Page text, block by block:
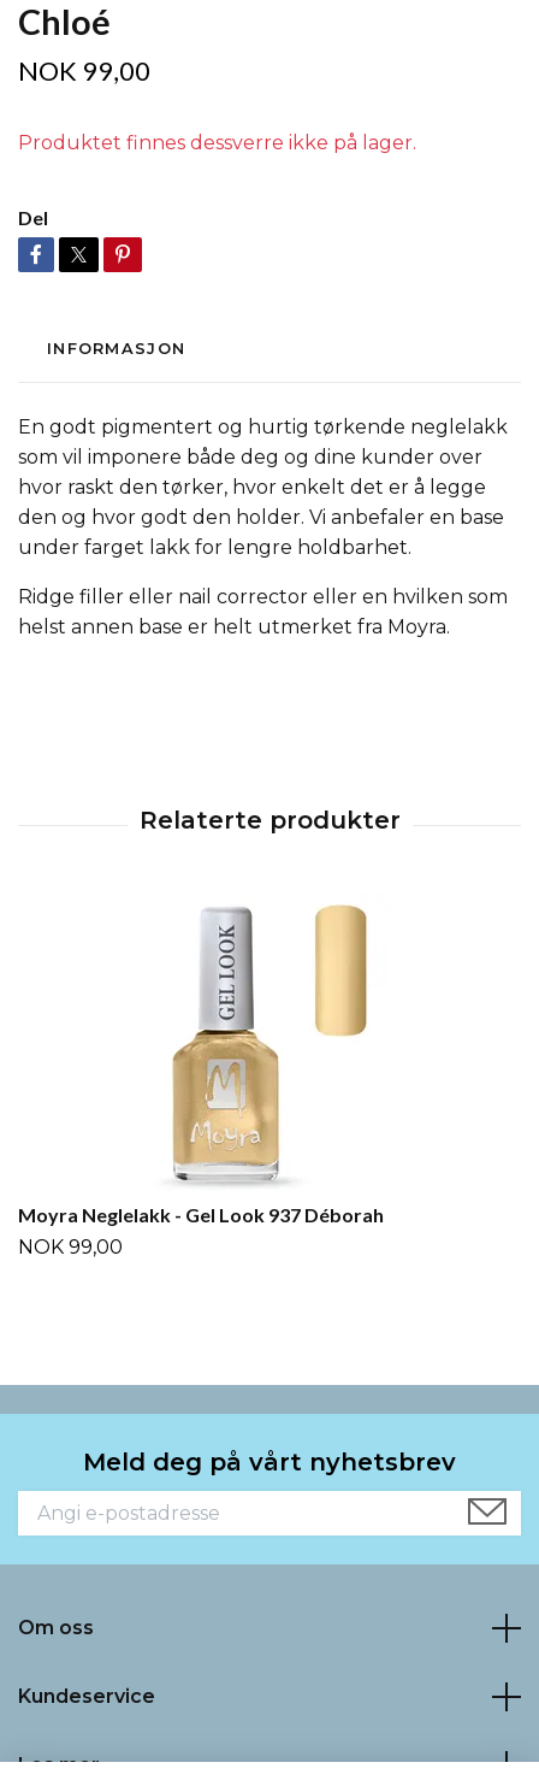
Chloé
NOK 99,00
Produktet finnes dessverre ikke på lager.
Del
INFORMASJON
En godt pigmentert og hurtig tørkende neglelakk
som vil imponere både deg og dine kunder over
hvor raskt den tørker, hvor enkelt det er å legge
den og hvor godt den holder. Vi anbefaler en base
under farget lakk for lengre holdbarhet.
Ridge filler eller nail corrector eller en hvilken som
helst annen base er helt utmerket fra Moyra.
Moyra Neglelakk - Gel Look 937 Déborah
NOK 99,00
Meld deg på vårt nyhetsbrev
Om oss
Kundeservice
Les mer